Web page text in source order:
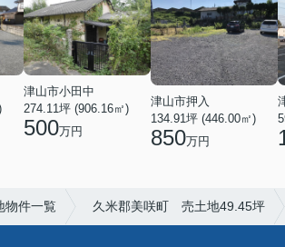
津山市小田中
274.11坪 (906.16㎡)
500万円
津山市押入
134.91坪 (446.00㎡)
850万円
物件一覧 久米郡美咲町 売土地49.45坪